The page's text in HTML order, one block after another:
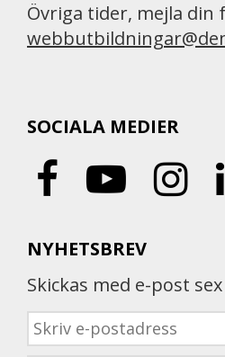
Övriga tider, mejla din
SOCIALA MEDIER
NYHETSBREV
Skickas med e-post